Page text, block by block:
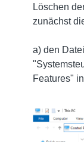
Löschen
zunächst
a) den
Features"